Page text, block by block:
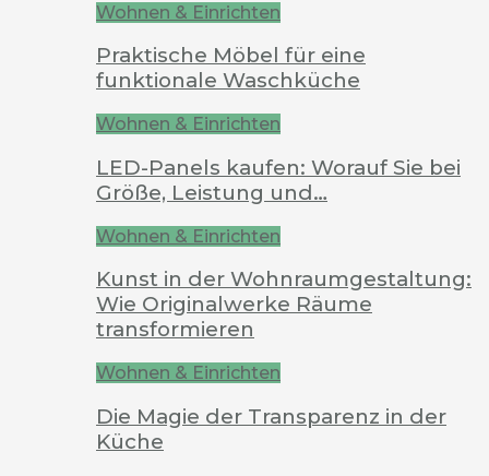
Wohnen & Einrichten
Praktische Möbel für eine
funktionale Waschküche
Wohnen & Einrichten
LED-Panels kaufen: Worauf Sie bei
Größe, Leistung und…
Wohnen & Einrichten
Kunst in der Wohnraumgestaltung:
Wie Originalwerke Räume
transformieren
Wohnen & Einrichten
Die Magie der Transparenz in der
Küche